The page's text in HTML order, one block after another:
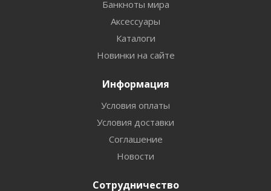
Банкноты мира
Аксессуары
Каталоги
Новинки на сайте
Информация
Условия оплаты
Условия доставки
Соглашение
Новости
Сотрудничество